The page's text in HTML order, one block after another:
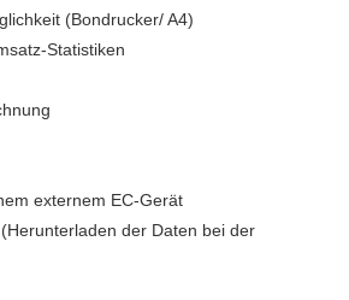
(Bondrucker/ A4)
Statistiken
externem EC-Gerät
der Daten bei der